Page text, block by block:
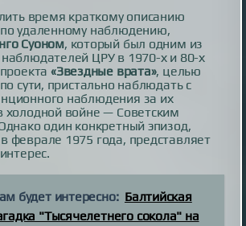
время краткому описанию
удаленному наблюдению,
Суоном, который был одним из
ЦРУ в 1970-х и 80-х
«Звездные врата», целью
сути, пристально наблюдать с
наблюдения за их
холодной войне — Советским
один конкретный эпизод,
феврале 1975 года, представляет
будет интересно: Балтийская
"Тысячелетнего сокола" на